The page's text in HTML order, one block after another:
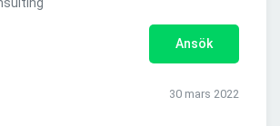
Ansök
30 mars 2022